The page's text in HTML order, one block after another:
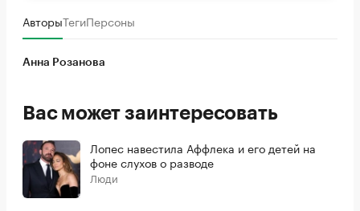
АвторыТегиПерсоны
Анна Розанова
Вас может заинтересовать
Лопес навестила Аффлека и его детей на
фоне слухов о разводе
Люди